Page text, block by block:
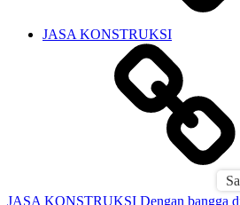
JASA KONSTRUKSI
JASA KONSTRUKSI Dengan bangga